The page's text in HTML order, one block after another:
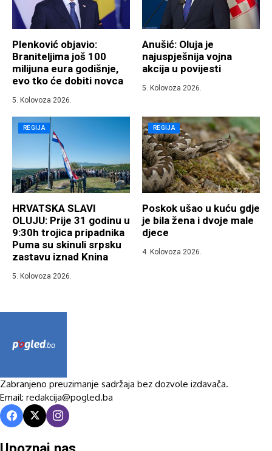
Plenković objavio:
Braniteljima još 100
milijuna eura godišnje,
evo tko će dobiti novca
5. Kolovoza 2026.
Anušić: Oluja je
najuspješnija vojna
akcija u povijesti
5. Kolovoza 2026.
REGIJA
HRVATSKA SLAVI
OLUJU: Prije 31 godinu u
9:30h trojica pripadnika
Puma su skinuli srpsku
zastavu iznad Knina
5. Kolovoza 2026.
REGIJA
Poskok ušao u kuću gdje
je bila žena i dvoje male
djece
4. Kolovoza 2026.
Zabranjeno preuzimanje sadržaja bez dozvole izdavača.
Email: redakcija@pogled.ba